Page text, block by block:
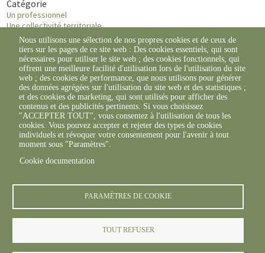
Catégorie
Un professionnel
Une collectivité territoriale
Nous utilisons une sélection de nos propres cookies et de ceux de
tiers sur les pages de ce site web : Des cookies essentiels, qui sont
nécessaires pour utiliser le site web ; des cookies fonctionnels, qui
offrent une meilleure facilité d'utilisation lors de l'utilisation du site
web ; des cookies de performance, que nous utilisons pour générer
des données agrégées sur l'utilisation du site web et des statistiques ;
et des cookies de marketing, qui sont utilisés pour afficher des
contenus et des publicités pertinents. Si vous choisissez
"ACCEPTER TOUT", vous consentez à l'utilisation de tous les
cookies. Vous pouvez accepter et rejeter des types de cookies
individuels et révoquer votre consentement pour l'avenir à tout
moment sous "Paramètres".
Cookie documentation
PARAMÈTRES DE COOKIE
TOUT REFUSER